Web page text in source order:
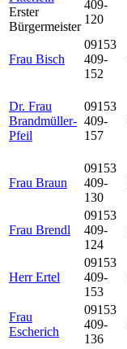
Erster
Bürgermeister
409-
120
Frau Bisch
09153
409-
152
Dr. Frau
Brandmüller-
Pfeil
09153
409-
157
Frau Braun
09153
409-
130
Frau Brendl
09153
409-
124
Herr Ertel
09153
409-
153
Frau
Escherich
09153
409-
136